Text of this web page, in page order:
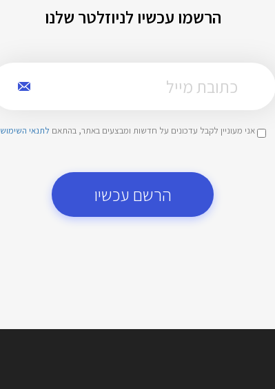
הרשמו עכשיו לניוזלטר שלנו
אני מעוניין לקבל עדכונים על חדשות ומבצעים באתר, בהתאם לתנאי השימוש
הרשם עכשיו